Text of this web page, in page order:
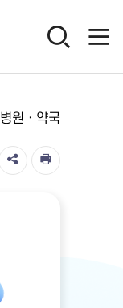
병원ㆍ약국